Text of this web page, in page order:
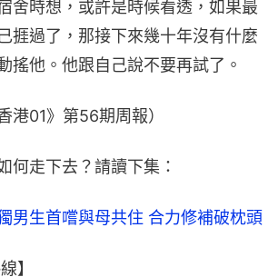
舍時想，或許是時候看透，如果最
捱過了，那接下來幾十年沒有什麼
搖他。他跟自己說不要再試了。
港01》第56期周報）
何走下去？請讀下集：
男生首嚐與母共住 合力修補破枕頭
】